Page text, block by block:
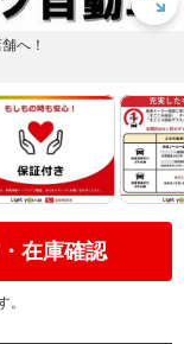
へ！
在庫確認
。